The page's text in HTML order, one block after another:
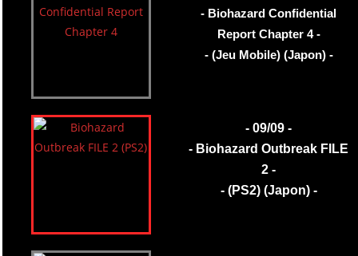
- Biohazard Confidential
Report Chapter 4 -
- (Jeu Mobile) (Japon) -
- 09/09 -
- Biohazard Outbreak FILE
2 -
- (PS2) (Japon) -